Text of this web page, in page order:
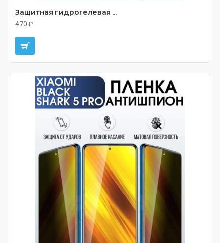
Защитная гидрогелевая ...
470 ₽